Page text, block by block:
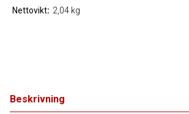
Beskrivning
Nettovikt 2,04 kg